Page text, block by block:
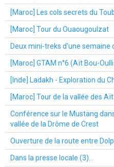
[Maroc] Les cols secrets du
[Maroc] Tour du Ouaougoulzat
Deux mini-treks d'une semaine
[Maroc] GTAM n°6 (Aït Bou-
[Inde] Ladakh - Exploration du
[Maroc] Tour de la vallée des
Conférence sur le Mustang
vallée de la Drôme de Crest
Ouverture de la route entre
Dans la presse locale (3)...